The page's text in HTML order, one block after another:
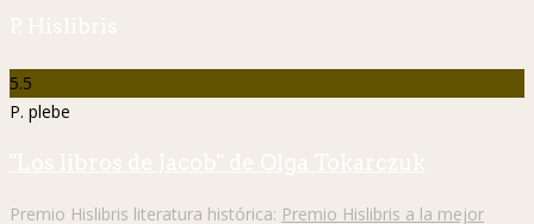
P. Hislibris
5.5
P. plebe
"Los libros de Jacob" de Olga Tokarczuk
Premio Hislibris literatura histórica: Premio Hislibris a la mejor